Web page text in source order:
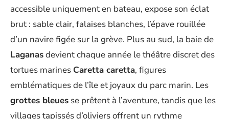
accessible uniquement en bateau, expose son éclat
brut : sable clair, falaises blanches, l’épave rouillée
d’un navire figée sur la grève. Plus au sud, la baie de
Laganasdevient chaque année le théâtre discret des
tortues marines Caretta caretta, figures
emblématiques de l’île et joyaux du parc marin. Les
grottes bleues se prêtent à l’aventure, tandis que les
villages tapissés d’oliviers offrent un rythme